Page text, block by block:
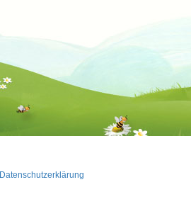
Datenschutzerklärung